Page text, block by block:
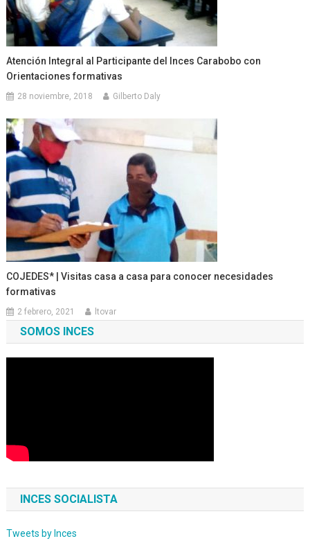
Atención Integral al Participante del Inces Carabobo con
Orientaciones formativas
28 noviembre, 2018 Gilberto Daly
COJEDES* | Visitas casa a casa para conocer necesidades
formativas
2 febrero, 2021 ltovar
SOMOS INCES
INCES SOCIALISTA
Tweets by Inces